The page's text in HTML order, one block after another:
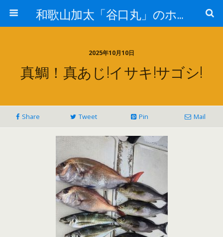
和歌山加太「谷口丸」のホームページ
2025年10月10日
真鯛！真あじ!イサキ!サゴシ!
Share Tweet Pin Mail